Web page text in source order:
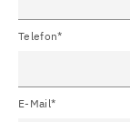
Telefon*
E-Mail*